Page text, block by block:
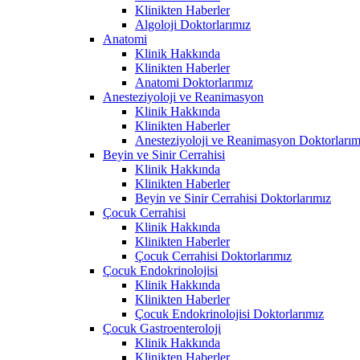
Klinikten Haberler
Algoloji Doktorlarımız
Anatomi
Klinik Hakkında
Klinikten Haberler
Anatomi Doktorlarımız
Anesteziyoloji ve Reanimasyon
Klinik Hakkında
Klinikten Haberler
Anesteziyoloji ve Reanimasyon
Beyin ve Sinir Cerrahisi
Klinik Hakkında
Klinikten Haberler
Beyin ve Sinir Cerrahisi Doktorlarımız
Çocuk Cerrahisi
Klinik Hakkında
Klinikten Haberler
Çocuk Cerrahisi Doktorlarımız
Çocuk Endokrinolojisi
Klinik Hakkında
Klinikten Haberler
Çocuk Endokrinolojisi Doktorlarımız
Çocuk Gastroenteroloji
Klinik Hakkında
Klinikten Haberler